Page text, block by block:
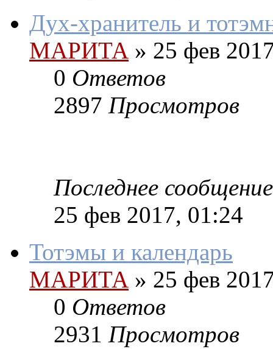
Дух-хранитель и
МАРИТА » 25 фев
0 Ответов
2897 Просмотров
Последнее сообщение
25 фев 2017, 01:24
Тотэмы и календарь
МАРИТА » 25 фев
0 Ответов
2931 Просмотров